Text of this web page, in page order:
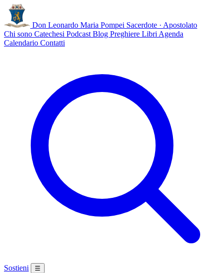
Don Leonardo Maria Pompei Sacerdote · Apostolato
Chi sono Catechesi Podcast Blog Preghiere Libri Agenda
Calendario Contatti
Sostieni ☰